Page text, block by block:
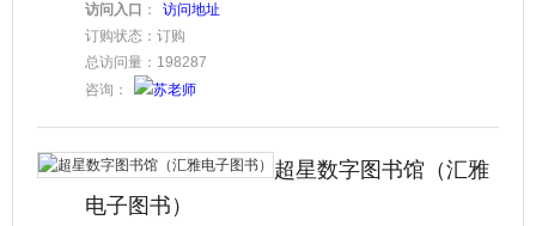
访问入口 ：
访问地址
订购状态：订购
总访问量：198287
咨询：
苏老师
超星数字图书馆（汇雅
电子图书）